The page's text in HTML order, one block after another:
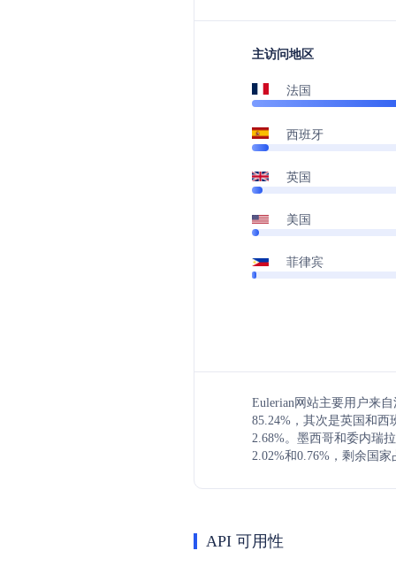
主访问地区
法国
西班牙
英国
美国
菲律宾
Eulerian网站主要用户来
85.24%，其次是英国和西
2.68%。墨西哥和委内瑞
2.02%和0.76%，剩余国家
API 可用性